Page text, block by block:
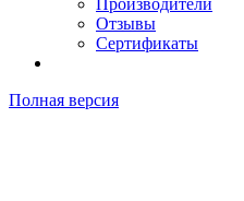
Производители
Отзывы
Сертификаты
Полная версия